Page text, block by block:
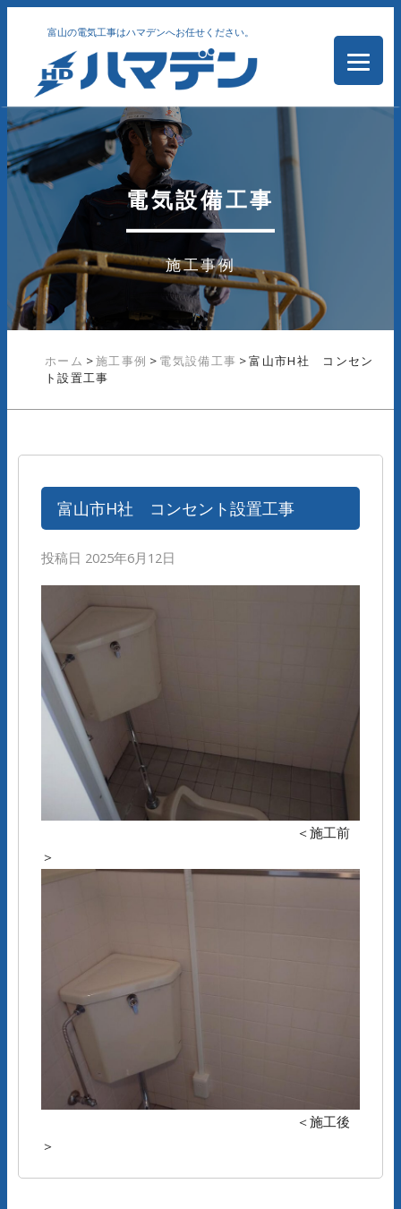
富山の電気工事はハマデンへお任せください。
電気設備工事
施工事例
ホーム >施工事例 > 電気設備工事 >富山市H社 コンセン
ト設置工事
富山市H社 コンセント設置工事
投稿日 2025年6月12日
＜施工前
＞
＜施工後
＞